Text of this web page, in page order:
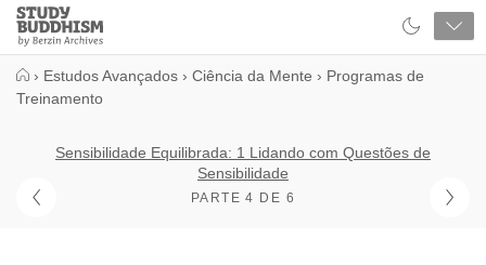
Close
Study
Buddhism
› Estudos Avançados › Ciência da Mente › Programas de
Treinamento
Sensibilidade Equilibrada: 1 Lidando com Questões de
Sensibilidade
PARTE 4 DE 6